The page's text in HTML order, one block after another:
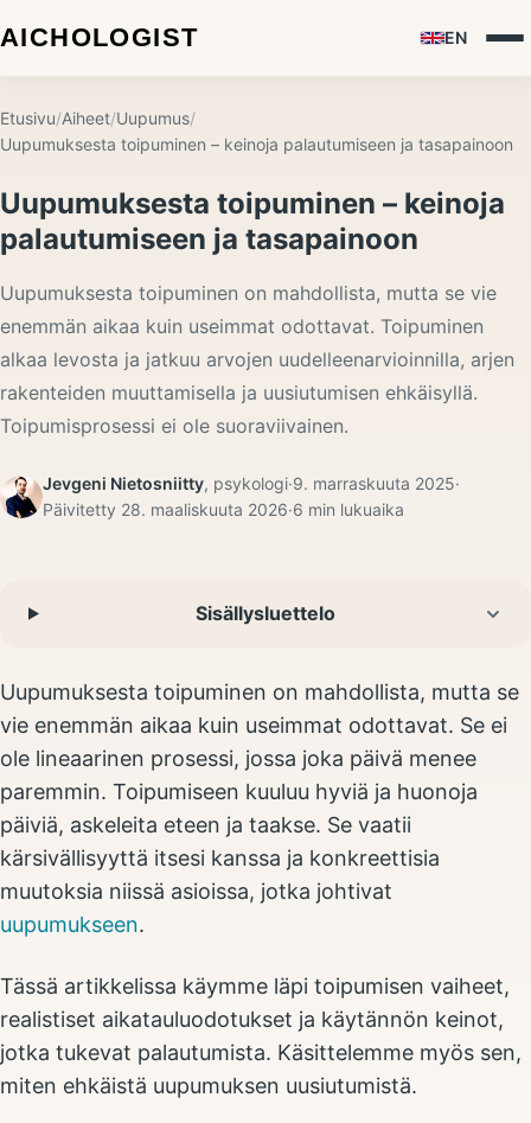
EN
Etusivu/Aiheet/Uupumus/
Uupumuksesta toipuminen – keinoja palautumiseen ja tasapainoon
Uupumuksesta toipuminen – keinoja
palautumiseen ja tasapainoon
Uupumuksesta toipuminen on mahdollista, mutta se vie
enemmän aikaa kuin useimmat odottavat. Toipuminen
alkaa levosta ja jatkuu arvojen uudelleenarvioinnilla, arjen
rakenteiden muuttamisella ja uusiutumisen ehkäisyllä.
Toipumisprosessi ei ole suoraviivainen.
Jevgeni Nietosniitty, psykologi·9. marraskuuta 2025·
Päivitetty 28. maaliskuuta 2026·6 min lukuaika
Sisällysluettelo
Uupumuksesta toipuminen on mahdollista, mutta se
vie enemmän aikaa kuin useimmat odottavat. Se ei
ole lineaarinen prosessi, jossa joka päivä menee
paremmin. Toipumiseen kuuluu hyviä ja huonoja
päiviä, askeleita eteen ja taakse. Se vaatii
kärsivällisyyttä itsesi kanssa ja konkreettisia
muutoksia niissä asioissa, jotka johtivat
uupumukseen.
Tässä artikkelissa käymme läpi toipumisen vaiheet,
realistiset aikatauluodotukset ja käytännön keinot,
jotka tukevat palautumista. Käsittelemme myös sen,
miten ehkäistä uupumuksen uusiutumistä.